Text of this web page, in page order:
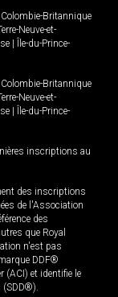
Colombie-Britannique
Neuve-et-
Île-du-Prince-
Colombie-Britannique
Neuve-et-
Île-du-Prince-
inscriptions au
des inscriptions
de l'Association
des
que Royal
n'est pas
DDF®
(ACI) et identifie le
(SDD®).